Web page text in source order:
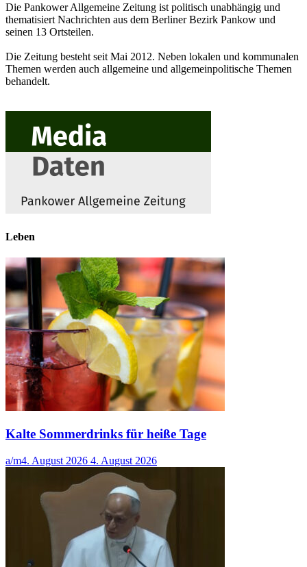
Die Pankower Allgemeine Zeitung ist politisch unabhängig und
thematisiert Nachrichten aus dem Berliner Bezirk Pankow und
seinen 13 Ortsteilen.
Die Zeitung besteht seit Mai 2012. Neben lokalen und kommunalen
Themen werden auch allgemeine und allgemeinpolitische Themen
behandelt.
Leben
Kalte Sommerdrinks für heiße Tage
a/m4. August 2026 4. August 2026